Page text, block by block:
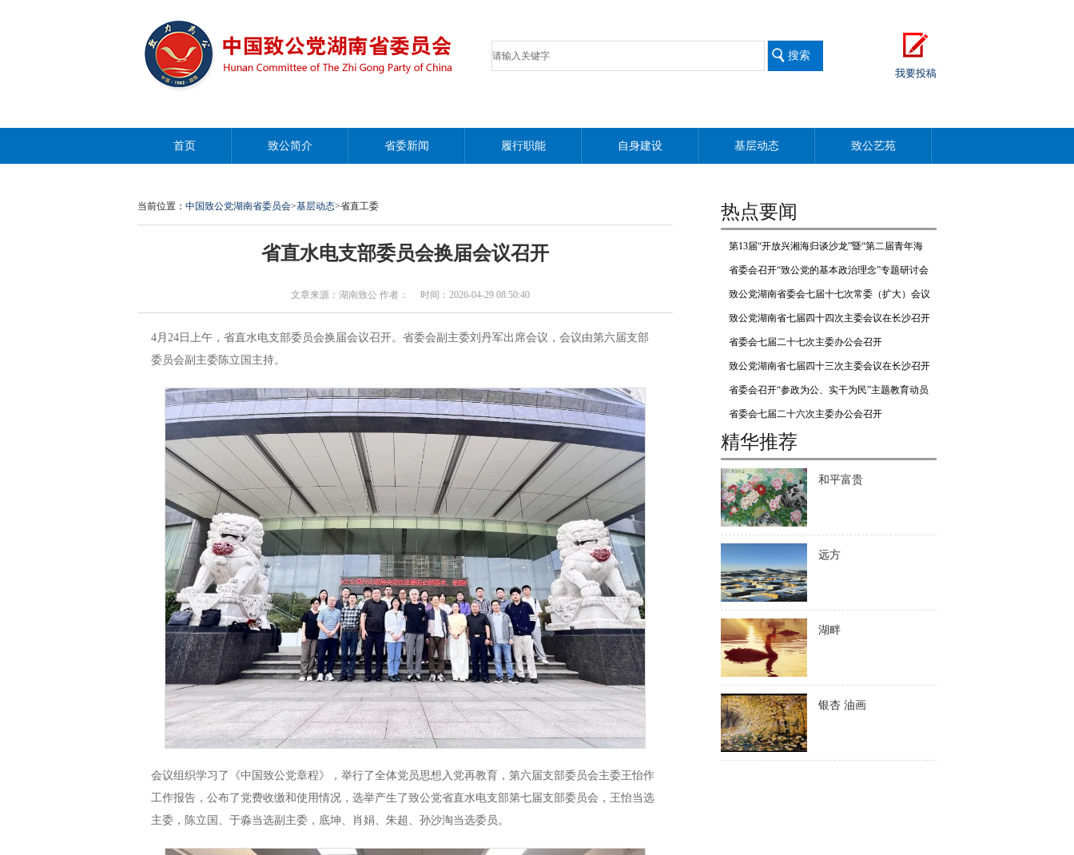
我要投稿
首页 致公简介 省委新闻 履行职能 自身建设 基层动态 致公艺苑
热点要闻
第13届“开放兴湘海归谈沙龙”暨“第二届青年海
归创业与合作对话”在长举行
省委会召开“致公党的基本政治理念”专题研讨会
致公党湖南省委会七届十七次常委（扩大）会议
召开
致公党湖南省七届四十四次主委会议在长沙召开
省委会七届二十七次主委办公会召开
致公党湖南省七届四十三次主委会议在长沙召开
省委会召开“参政为公、实干为民”主题教育动员
会
省委会七届二十六次主委办公会召开
精华推荐
和平富贵
远方
湖畔
银杏 油画
当前位置： 中国致公党湖南省委员会>基层动态>省直工委
省直水电支部委员会换届会议召开
文章来源：湖南致公 作者： 时间：2026-04-29 08:50:40
4月24日上午，省直水电支部委员会换届会议召开。省委会副主委刘丹军出席会议，会议由第六届支部
委员会副主委陈立国主持。
会议组织学习了《中国致公党章程》，举行了全体党员思想入党再教育，第六届支部委员会主委王怡作
工作报告，公布了党费收缴和使用情况，选举产生了致公党省直水电支部第七届支部委员会，王怡当选
主委，陈立国、于淼当选副主委，底坤、肖娟、朱超、孙沙淘当选委员。